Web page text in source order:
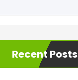
Recent Posts